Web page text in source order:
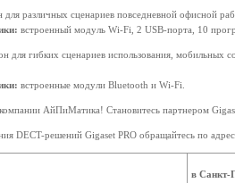
для различных сценариев повседневной офисной
встроенный модуль Wi-Fi, 2 USB-порта, 10
для гибких сценариев использования,
встроенные модули Bluetooth и Wi-Fi.
АйПиМатика! Становитесь партнером
DECT-решений Gigaset PRO обращайтесь по
в Санкт-